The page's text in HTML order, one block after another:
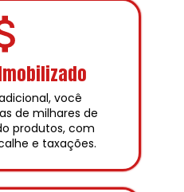
você
de milhares de
produtos, com
e taxações.